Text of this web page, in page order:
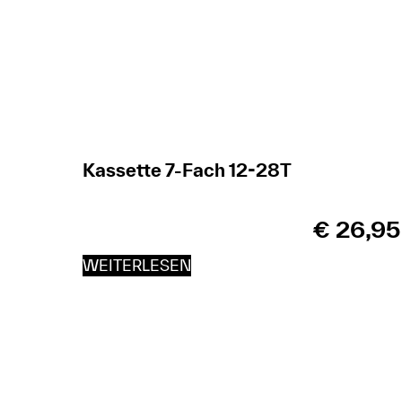
Kassette 7-Fach 12-28T
€ 26,95
WEITERLESEN